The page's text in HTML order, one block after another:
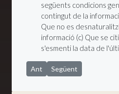
següents condicions
contingut de la
Que no es
informació (c) Que se
s'esmenti la data de
Article anterior: Política de
Ant Article següent:
Següent